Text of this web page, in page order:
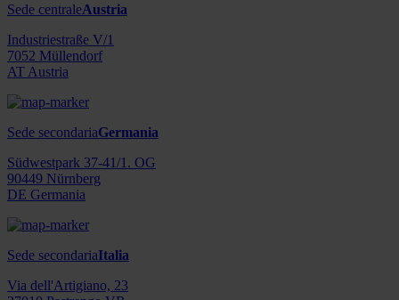
Sede centraleAustria
Industriestraße V/1
7052 Müllendorf
AT Austria
Sede secondariaGermania
Südwestpark 37-41/1. OG
90449 Nürnberg
DE Germania
Sede secondariaItalia
Via dell'Artigiano, 23